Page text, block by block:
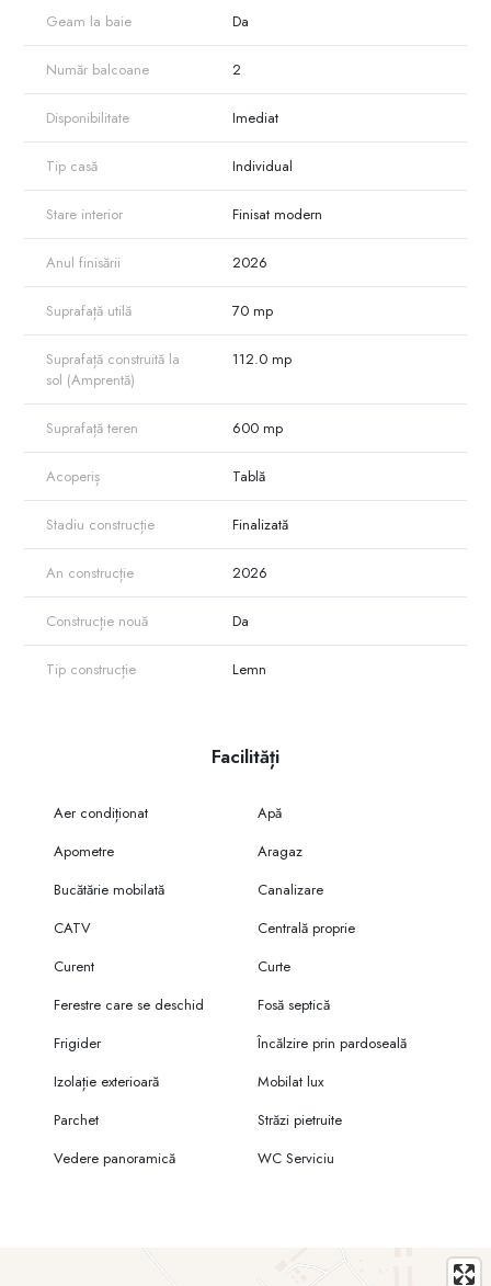
Geam la baie Da
Număr balcoane 2
Disponibilitate Imediat
Tip casă Individual
Stare interior Finisat modern
Anul finisării 2026
Suprafață utilă 70 mp
Suprafață construită la
sol (Amprentă)
112.0 mp
Suprafață teren 600 mp
Acoperiș Tablă
Stadiu construcție Finalizată
An construcție 2026
Construcție nouă Da
Tip construcție Lemn
Facilități
Aer condiționat
Apă
Apometre
Aragaz
Bucătărie mobilată
Canalizare
CATV
Centrală proprie
Curent
Curte
Ferestre care se deschid
Fosă septică
Frigider
Încălzire prin pardoseală
Izolație exterioară
Mobilat lux
Parchet
Străzi pietruite
Vedere panoramică
WC Serviciu